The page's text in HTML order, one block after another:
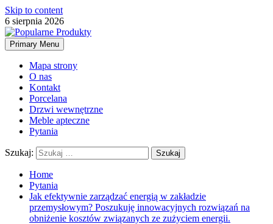
Skip to content
6 sierpnia 2026
Primary Menu
Mapa strony
O nas
Kontakt
Porcelana
Drzwi wewnętrzne
Meble apteczne
Pytania
Szukaj:
Home
Pytania
Jak efektywnie zarządzać energią w zakładzie
przemysłowym? Poszukuję innowacyjnych rozwiązań na
obniżenie kosztów związanych ze zużyciem energii.